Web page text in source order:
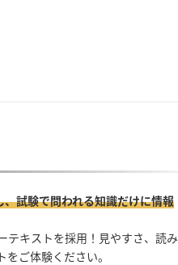
試験で問われる知識だけに情報
テキストを採用！見やすさ、読み
ご体験ください。